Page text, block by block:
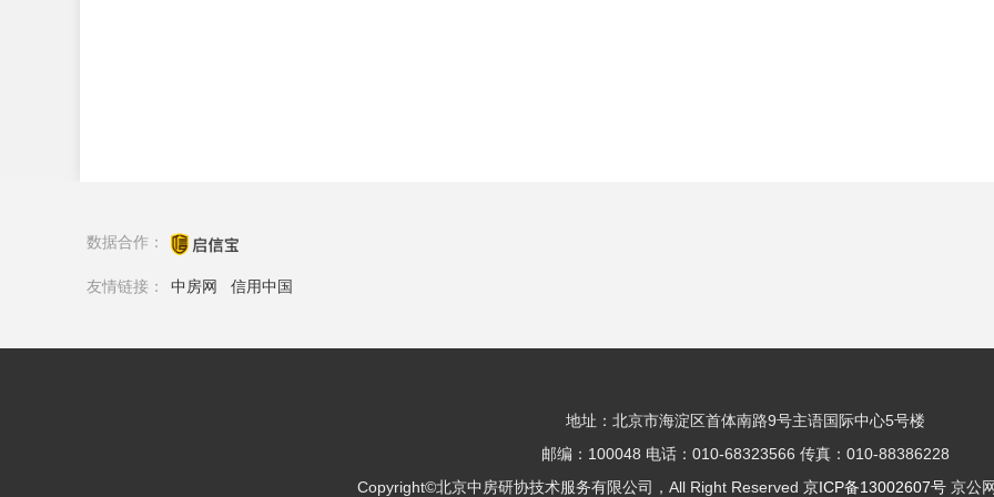
数据合作：
友情链接： 中房网 信用中国
地址：北京市海淀区首体南路9号主语国际中心5号楼
邮编：100048 电话：010-68323566 传真：010-88386228
Copyright©北京中房研协技术服务有限公司，All Right Reserved 京ICP备13002607号京公